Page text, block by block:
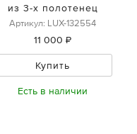
из 3-х полотенец
Артикул: LUX-132554
11 000 ₽
Купить
Есть в наличии